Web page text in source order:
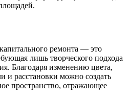
ремонта — это
лишь творческого подхода
Благодаря изменению цвета,
и расстановки можно создать
пространство, отражающее